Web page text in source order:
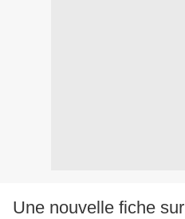
Une nouvelle fiche sur